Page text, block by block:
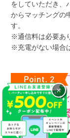
をしていただき、
からマッチングの
す。
※通信料は必要あ
※充電がない場合
×